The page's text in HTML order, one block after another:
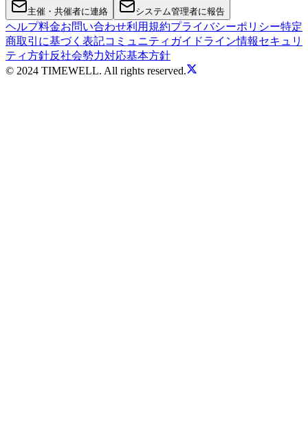
主催・共催者に連絡 システム管理者に報告
ヘルプ料金お問い合わせ利用規約プライバシーポリシー特定
商取引に基づく表記コミュニティガイドライン情報セキュリ
ティ方針反社会勢力対応基本方針
© 2024 TIMEWELL. All rights reserved.